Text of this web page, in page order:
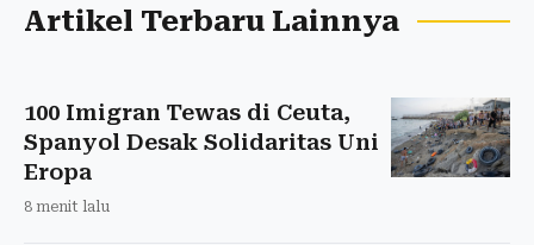
Artikel Terbaru Lainnya
100 Imigran Tewas di Ceuta,
Spanyol Desak Solidaritas Uni
Eropa
8 menit lalu